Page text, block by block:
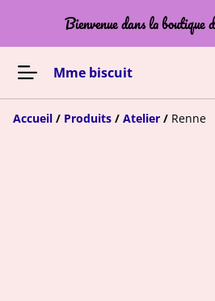
Bienvenue dans la
Mme biscuit
Accueil / Produits / Atelier / Renne